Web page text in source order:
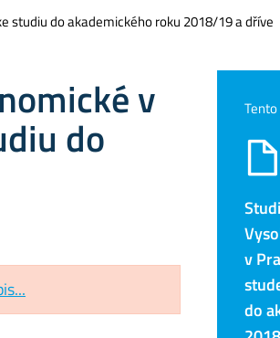
studiu do akademického roku 2018/19 a dříve
v
do
v
do